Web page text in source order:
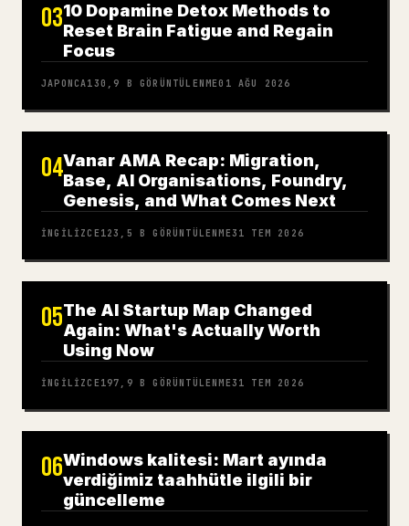
0310 Dopamine Detox Methods to
Reset Brain Fatigue and Regain
Focus
JAPONCA130,9 B GÖRÜNTÜLENME01 AĞU 2026
04Vanar AMA Recap: Migration,
Base, AI Organisations, Foundry,
Genesis, and What Comes Next
İNGILIZCE 123,5 B GÖRÜNTÜLENME31 TEM 2026
05The AI Startup Map Changed
Again: What's Actually Worth
Using Now
İNGILIZCE 197,9 B GÖRÜNTÜLENME31 TEM 2026
06Windows kalitesi: Mart ayında
verdiğimiz taahhütle ilgili bir
güncelleme